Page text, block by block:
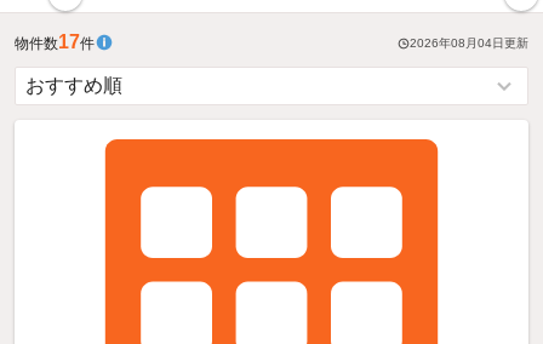
物件数17件 2026年08月04日更新